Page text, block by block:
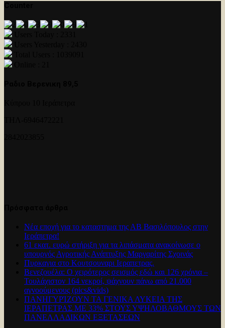
Νέα εποχή για το καταστημα της ΑΒ Βασιλόπουλος στην
Ιεράπετρα!
61 εκατ. ευρώ στήριξη για τα λιπάσματα ανακοίνωσε ο
υπουργός Αγροτικής Ανάπτυξης Μαργαρίτης Σχοινάς
Πυρκαγια στο Κουτσουναρι Ιεραπετρας.
Βενεζουέλα: Ο χειρότερος σεισμός εδώ και 126 χρόνια –
Τουλάχιστον 164 νεκροί, ψάχνουν πάνω από 21.000
αγνοούμενους (pics&vids)
ΠΑΝΗΓΥΡΊΖΟΥΝ ΤΑ ΓΕΝΙΚΑ ΛΥΚΕΙΑ ΤΗΣ
ΙΕΡΑΠΕΤΡΑΣ ΜΕ 33% ΣΤΟΥΣ ΥΨΗΛΟΒΑΘΜΟΥΣ ΤΩΝ
ΠΑΝΕΛΛΑΔΙΚΩΝ ΕΞΕΤΑΣΕΩΝ